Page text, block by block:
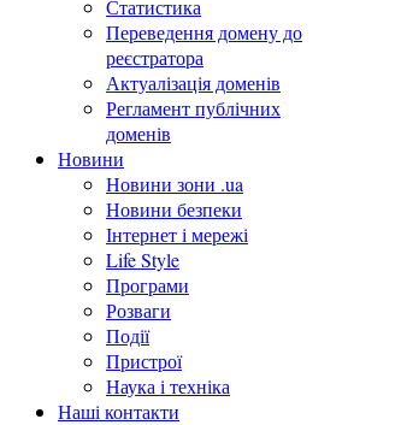
Статистика
Переведення домену до
реєстратора
Актуалізація доменів
Регламент публічних
доменів
Новини
Новини зони .ua
Новини безпеки
Інтернет і мережі
Life Style
Програми
Розваги
Події
Пристрої
Наука і техніка
Наші контакти